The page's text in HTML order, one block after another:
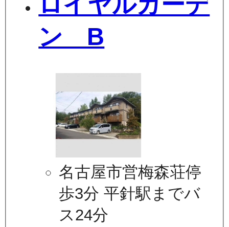
ン B
名古屋市営梅森荘停
歩3分 平針駅までバ
ス24分